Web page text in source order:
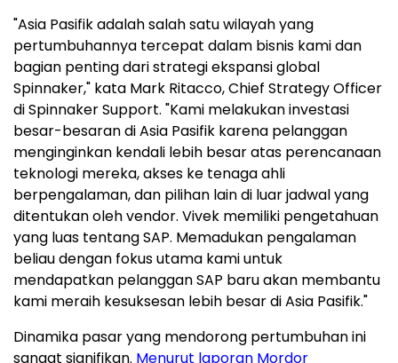
"Asia Pasifik adalah salah satu wilayah yang
pertumbuhannya tercepat dalam bisnis kami dan
bagian penting dari strategi ekspansi global
Spinnaker," kata Mark Ritacco, Chief Strategy Officer
di Spinnaker Support. "Kami melakukan investasi
besar-besaran di Asia Pasifik karena pelanggan
menginginkan kendali lebih besar atas perencanaan
teknologi mereka, akses ke tenaga ahli
berpengalaman, dan pilihan lain di luar jadwal yang
ditentukan oleh vendor. Vivek memiliki pengetahuan
yang luas tentang SAP. Memadukan pengalaman
beliau dengan fokus utama kami untuk
mendapatkan pelanggan SAP baru akan membantu
kami meraih kesuksesan lebih besar di Asia Pasifik."
Dinamika pasar yang mendorong pertumbuhan ini
sangat signifikan. Menurut laporan Mordor